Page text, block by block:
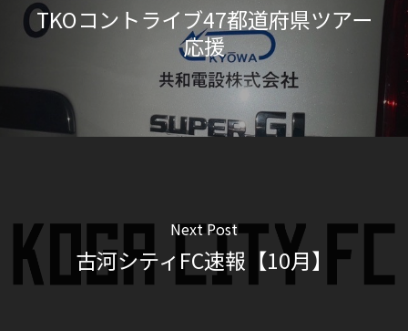
TKOコントライブ47都道府県ツアー
応援
Next Post
古河シティFC速報【10月】